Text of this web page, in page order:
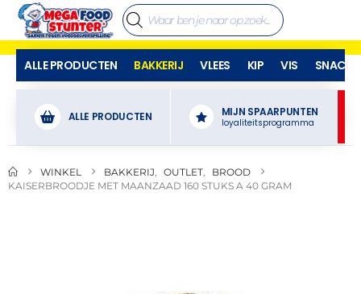
ALLE PRODUCTEN BAKKERIJ VLEES KIP VIS SNACKS
ALLE PRODUCTEN MIJN SPAARPUNTEN
loyaliteitsprogramma
WINKEL BAKKERIJ OUTLET
BROOD
KAISERBROODJE MET MAANZAAD 160 STUKS A 40 GRAM